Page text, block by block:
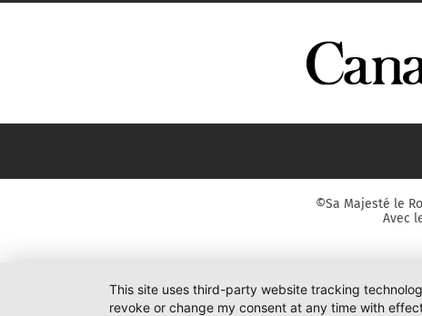
©Sa Majesté le
Avec
This site uses third-party website tracking
revoke or change my consent at any time with